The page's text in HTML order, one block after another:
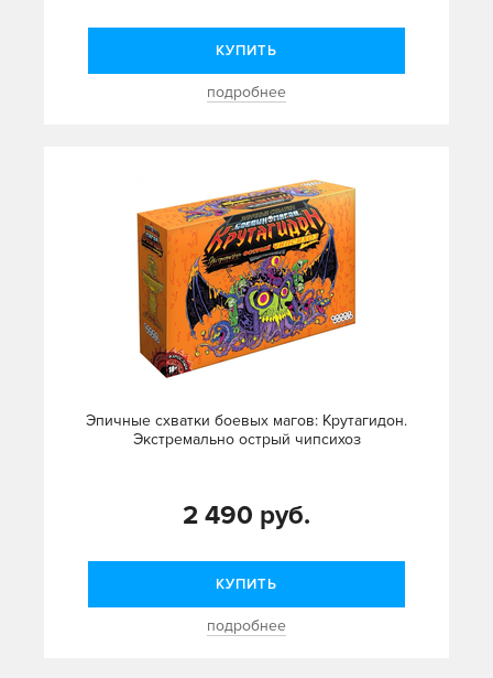
КУПИТЬ
подробнее
Эпичные схватки боевых магов: Крутагидон.
Экстремально острый чипсихоз
2 490 руб.
КУПИТЬ
подробнее